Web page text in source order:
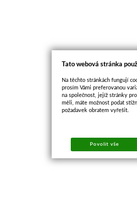
Tato webová stránka
Na těchto stránkách fungují
prosím Vámi preferovanou
na společnost, jejíž stránky
měli, máte možnost podat
požadavek obratem vyřešit.
Povolit vše